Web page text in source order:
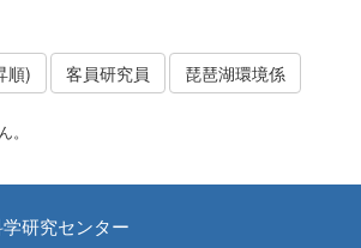
順) 客員研究員 琵琶湖環境係
。
研究センター